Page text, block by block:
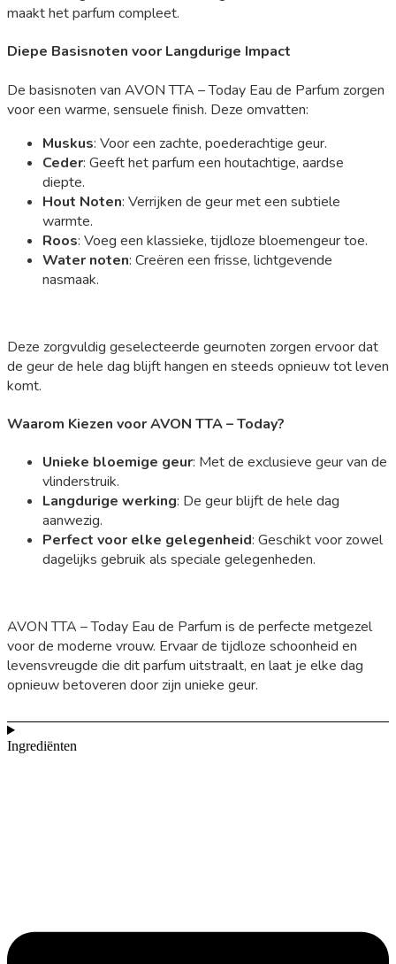
maakt het parfum compleet.
Diepe Basisnoten voor Langdurige Impact
De basisnoten van AVON TTA – Today Eau de Parfum zorgen
voor een warme, sensuele finish. Deze omvatten:
Muskus: Voor een zachte, poederachtige geur.
Ceder: Geeft het parfum een houtachtige, aardse
diepte.
Hout Noten: Verrijken de geur met een subtiele
warmte.
Roos: Voeg een klassieke, tijdloze bloemengeur toe.
Water noten: Creëren een frisse, lichtgevende
nasmaak.
Deze zorgvuldig geselecteerde geurnoten zorgen ervoor dat
de geur de hele dag blijft hangen en steeds opnieuw tot leven
komt.
Waarom Kiezen voor AVON TTA – Today?
Unieke bloemige geur: Met de exclusieve geur van de
vlinderstruik.
Langdurige werking: De geur blijft de hele dag
aanwezig.
Perfect voor elke gelegenheid: Geschikt voor zowel
dagelijks gebruik als speciale gelegenheden.
AVON TTA – Today Eau de Parfum is de perfecte metgezel
voor de moderne vrouw. Ervaar de tijdloze schoonheid en
levensvreugde die dit parfum uitstraalt, en laat je elke dag
opnieuw betoveren door zijn unieke geur.
Ingrediënten